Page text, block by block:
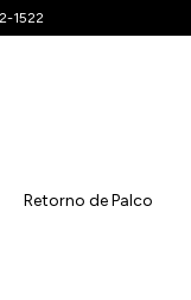
1522
Retorno de Palco